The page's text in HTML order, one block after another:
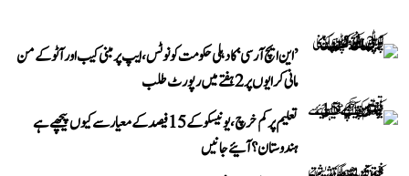
’این ایچ آر سی‘ کا دہلی حکومت کو نوٹس، ایپ پر مبنی کیب اور آٹو کے من
مانی کرایوں پر 2 ہفتے میں رپورٹ طلب
تعلیم پر کم خرچ، یونیسکو کے 15 فیصد کے معیار سے کیوں پیچھے ہے
ہندوستان؟ آئیے جانیں